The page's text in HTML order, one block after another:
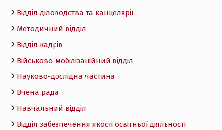
Відділ діловодства та канцелярії
Методичний відділ
Відділ кадрів
Військово-мобілізаційний відділ
Науково-дослідна частина
Вчена рада
Навчальний відділ
Відділ забезпечення якості освітньої діяльності